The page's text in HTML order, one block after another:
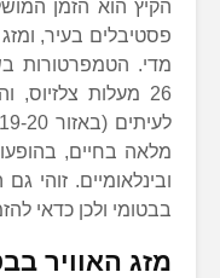
הקיץ הוא הזמן
פסטיבלים בעיר,
מדי. הטמפרטורות
26 מעלות
מלאה בחיים,
ובינלאומיים. זוהי
בבטומי ולכן כדאי
מזג האוויר